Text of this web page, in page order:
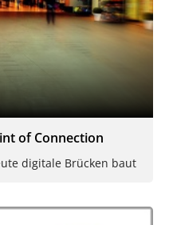
of Connection
digitale Brücken baut